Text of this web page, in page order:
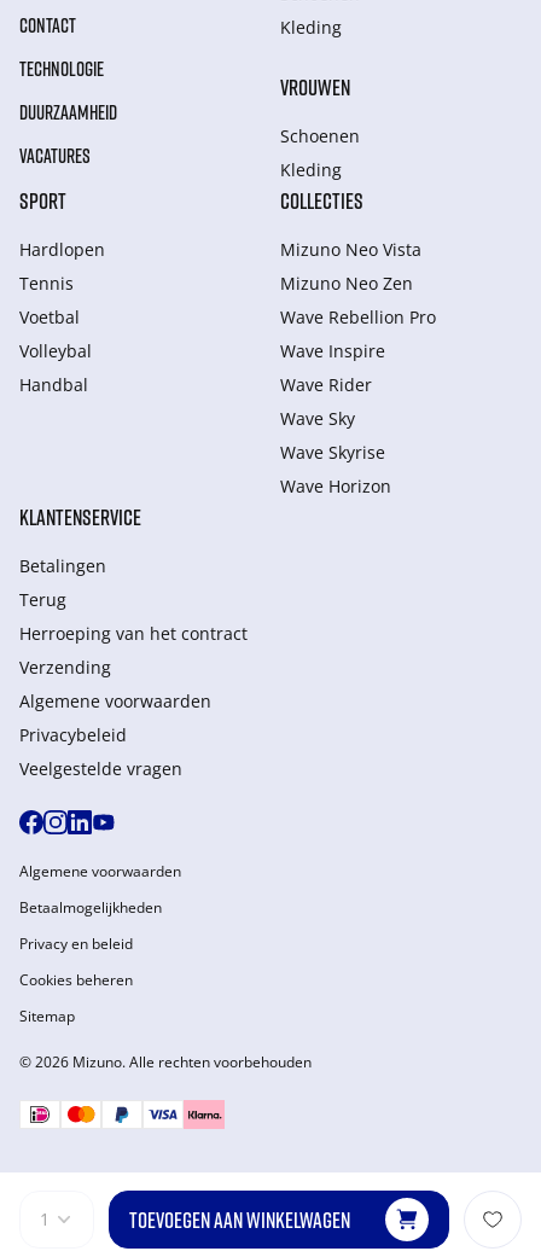
1 TOEVOEGEN AAN WINKELWAGEN
CONTACT
TECHNOLOGIE
DUURZAAMHEID
VACATURES
Kleding
VROUWEN
Schoenen
Kleding
SPORT
Hardlopen
Tennis
Voetbal
Volleybal
Handbal
COLLECTIES
Mizuno Neo Vista
Mizuno Neo Zen
Wave Rebellion Pro
Wave Inspire
Wave Rider
Wave Sky
Wave Skyrise
Wave Horizon
KLANTENSERVICE
Betalingen
Terug
Herroeping van het contract
Verzending
Algemene voorwaarden
Privacybeleid
Veelgestelde vragen
© 2026 Mizuno. Alle rechten voorbehouden
Algemene voorwaarden
Betaalmogelijkheden
Privacy en beleid
Cookies beheren
Sitemap